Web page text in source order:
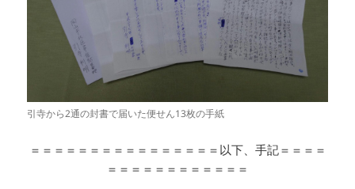
引寺から2通の封書で届いた便せん13枚の手紙
＝＝＝＝＝＝＝＝＝＝＝＝＝＝＝＝以下、手記＝＝＝＝
＝＝＝＝＝＝＝＝＝＝＝＝